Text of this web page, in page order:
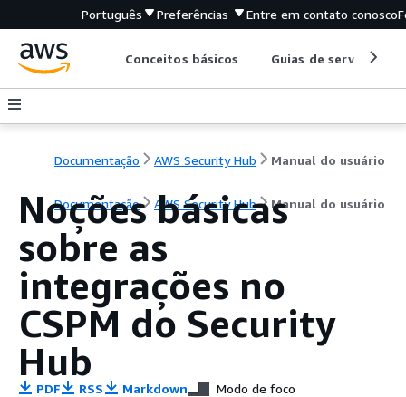
Português Preferências Entre em contato conosco
Conceitos básicos Guias de serviço
Documentação AWS Security Hub Manual do usuário
Documentação AWS Security Hub Manual do usuário
Noções básicas
sobre as
integrações no
CSPM do Security
Hub
PDF RSS Markdown Modo de foco